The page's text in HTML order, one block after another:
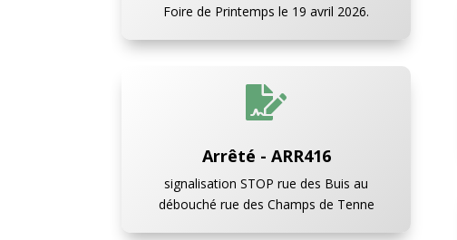
Foire de Printemps le 19 avril 2026.

Arrêté - ARR416
signalisation STOP rue des Buis au
débouché rue des Champs de Tenne